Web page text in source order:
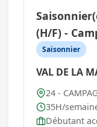
(H/F) -
Saisonnier
VAL DE LA
24 -
35H/
Débutant